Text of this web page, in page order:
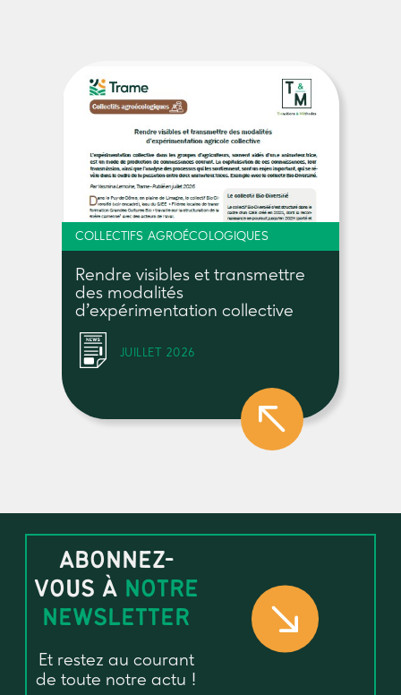
COLLECTIFS AGROÉCOLOGIQUES
Rendre visibles et transmettre
des modalités
d’expérimentation collective
JUILLET 2026
ABONNEZ-
VOUS À NOTRE
NEWSLETTER
Et restez au courant
de toute notre actu !